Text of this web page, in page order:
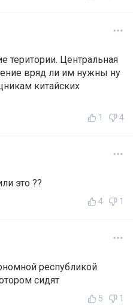
територии. Центральная
вряд ли им нужны ну
китайских
1 4
это ??
4 1
республикой
сидят
5 1